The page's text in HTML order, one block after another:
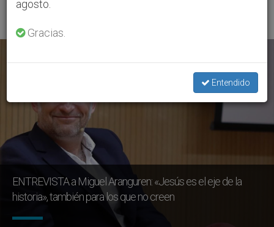
ENTREVISTA a Miguel Aranguren: «Jesús es el eje de la
historia», también para los que no creen
agosto.
Gracias.
Entendido